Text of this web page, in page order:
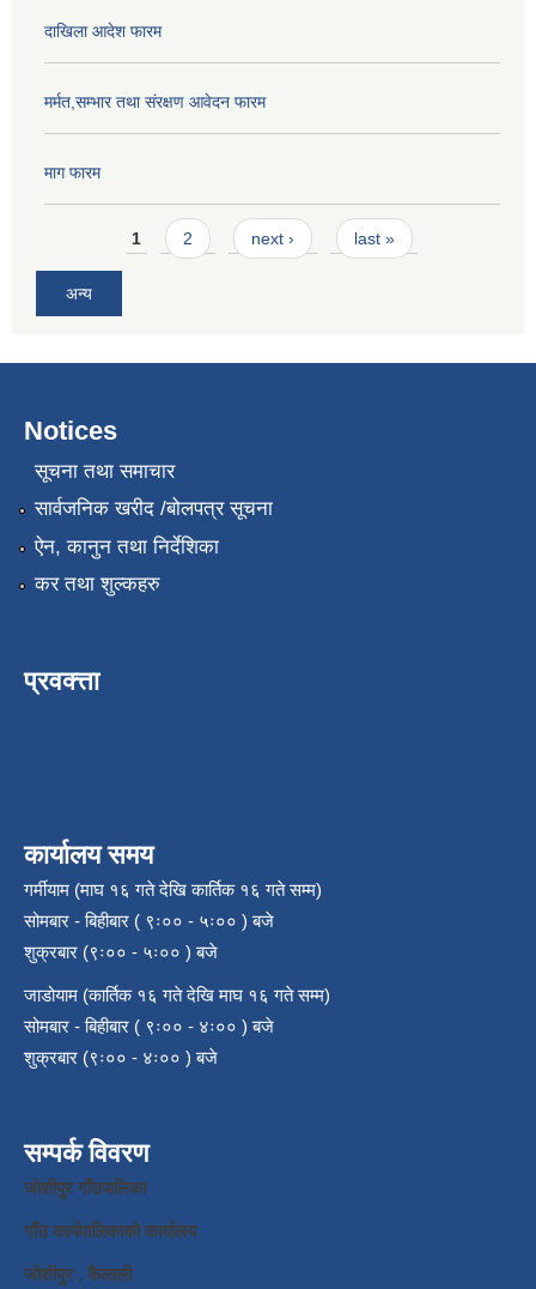
दाखिला आदेश फारम
मर्मत,सम्भार तथा संरक्षण आवेदन फारम
माग फारम
Pages1 2 next › last »
अन्य
Notices
सूचना तथा समाचार
सार्वजनिक खरीद /बोलपत्र सूचना
ऐन, कानुन तथा निर्देशिका
कर तथा शुल्कहरु
प्रवक्त्ता
कार्यालय समय
गर्मीयाम (माघ १६ गते देखि कार्तिक १६ गते सम्म)
सोमबार - बिहीबार ( ९ः०० - ५ः०० ) बजे
शुक्रबार (९ः०० - ५ः०० ) बजे
जाडोयाम (कार्तिक १६ गते देखि माघ १६ गते सम्म)
सोमबार - बिहीबार ( ९ः०० - ४ः०० ) बजे
शुक्रबार (९ः०० - ४ः०० ) बजे
सम्पर्क विवरण
जाेशीपुर गाँउपालिका
गाँउ कार्यपालिकाकाे कार्यालय
जाेशीपुर , कैलाली